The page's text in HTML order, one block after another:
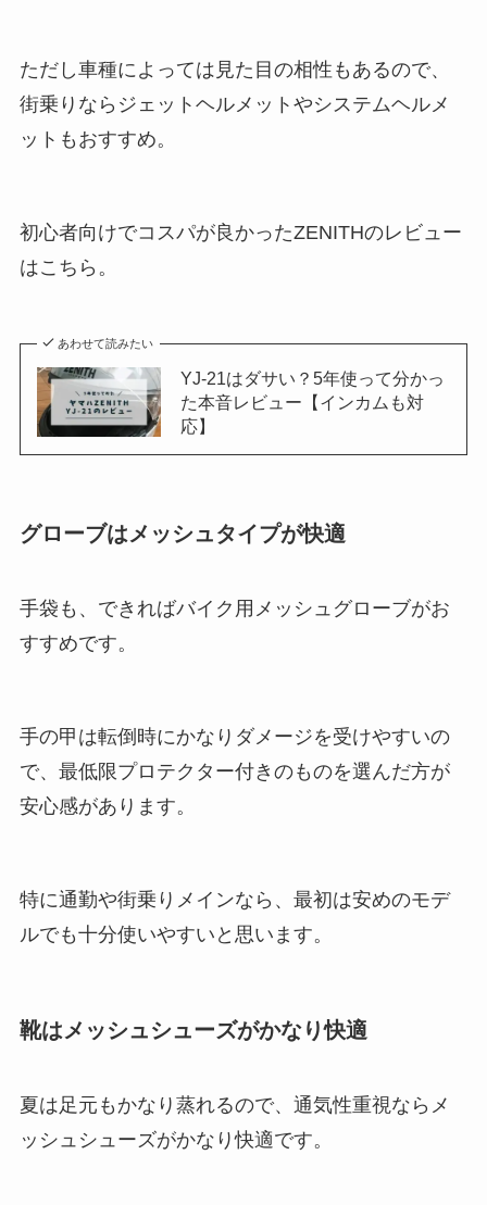
ただし車種によっては見た目の相性もあるので、
街乗りならジェットヘルメットやシステムヘルメ
ットもおすすめ。
初心者向けでコスパが良かったZENITHのレビュー
はこちら。
あわせて読みたい
YJ-21はダサい？5年使って分かっ
た本音レビュー【インカムも対
応】
グローブはメッシュタイプが快適
手袋も、できればバイク用メッシュグローブがお
すすめです。
手の甲は転倒時にかなりダメージを受けやすいの
で、最低限プロテクター付きのものを選んだ方が
安心感があります。
特に通勤や街乗りメインなら、最初は安めのモデ
ルでも十分使いやすいと思います。
靴はメッシュシューズがかなり快適
夏は足元もかなり蒸れるので、通気性重視ならメ
ッシュシューズがかなり快適です。